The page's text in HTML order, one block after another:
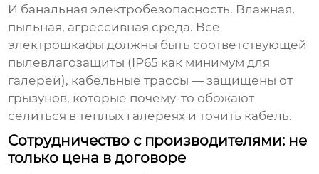
И банальная электробезопасность. Влажная,
пыльная, агрессивная среда. Все
электрошкафы должны быть соответствующей
пылевлагозащиты (IP65 как минимум для
галерей), кабельные трассы — защищены от
грызунов, которые почему-то обожают
селиться в теплых галереях и точить кабель.
Сотрудничество с производителями: не
только цена в договоре